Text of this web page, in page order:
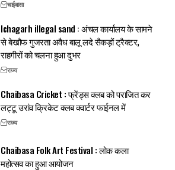
चाईबासा
Ichagarh illegal sand : अंचल कार्यालय के सामने
से बेखौफ गुजरता अवैध बालू लदे सैकड़ों ट्रैक्टर,
राहगीरों को चलना हुआ दुभर
राज्य
Chaibasa Cricket : फ्रेंड्स क्लब को पराजित कर
लट्टू उरांव क्रिकेट क्लब क्वार्टर फाईनल में
राज्य
Chaibasa Folk Art Festival : लोक कला
महोत्सव का हुआ आयोजन